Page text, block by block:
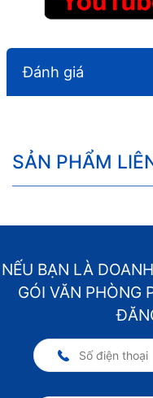
Đánh giá
SẢN PHẨM
NẾU BẠN LÀ
GÓI VĂN PHÒNG